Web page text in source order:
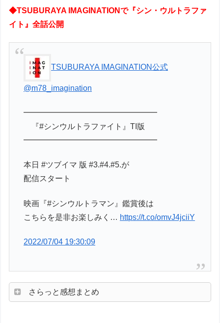
◆TSUBURAYA IMAGINATIONで『シン・ウルトラファ
イト』全話公開
TSUBURAYA IMAGINATION公式
@m78_imagination
━━━━━━━━━━━━━━━━━
『#シンウルトラファイト』TI版
━━━━━━━━━━━━━━━━━
本日 #ツブイマ 版 #3.#4.#5.が
配信スタート
映画『#シンウルトラマン』鑑賞後は
こちらを是非お楽しみく… https://t.co/omvJ4jciiY
2022/07/04 19:30:09
さらっと感想まとめ